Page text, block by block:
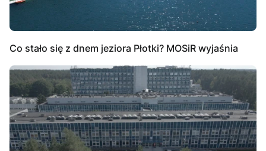
Co stało się z dnem jeziora Płotki? MOSiR wyjaśnia